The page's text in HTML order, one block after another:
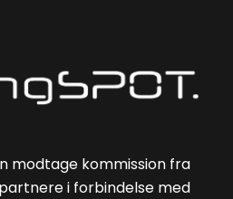
modtage kommission fra
i forbindelse med